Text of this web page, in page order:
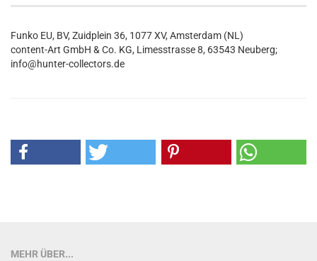
Funko EU, BV, Zuidplein 36, 1077 XV, Amsterdam (NL)
content-Art GmbH & Co. KG, Limesstrasse 8, 63543 Neuberg;
info@hunter-collectors.de
MEHR ÜBER...